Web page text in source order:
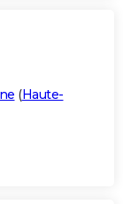
(Haute-